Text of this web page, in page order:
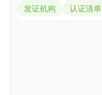
发证机构
认证清单